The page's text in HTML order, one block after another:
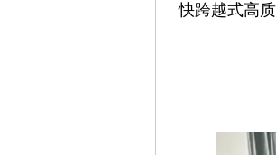
快跨越式高